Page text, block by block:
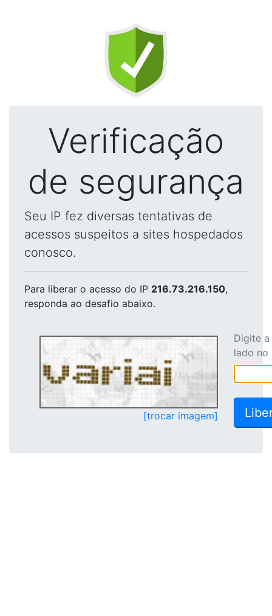
Verificação
de segurança
Seu IP fez diversas tentativas de
acessos suspeitos a sites hospedados
conosco.
Para liberar o acesso do IP 216.73.216.150,
responda ao desafio abaixo.
[trocar imagem]
Digite
lado no